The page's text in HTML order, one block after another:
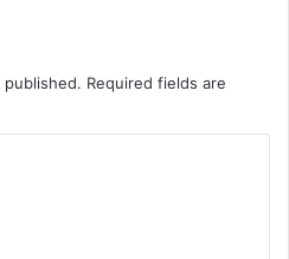
Required fields are